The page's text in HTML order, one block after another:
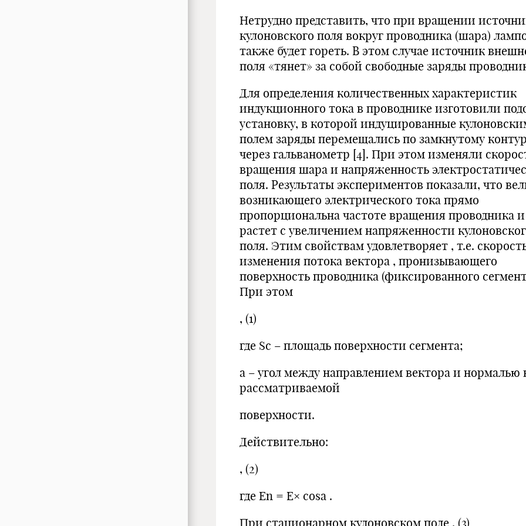
Нетрудно представить, что при вращении
кулоновского поля вокруг проводника (шара)
также будет гореть. В этом случае источник
поля «тянет» за собой свободные заряды
Для определения количественных характеристик
индукционного тока в проводнике изготовили
установку, в которой индуцированные
полем заряды перемещались по замкнутому
через гальванометр [4]. При этом изменяли
вращения шара и напряженность
поля. Результаты экспериментов показали, что
возникающего электрического тока прямо
пропорциональна частоте вращения проводника и
растет с увеличением напряженности
поля. Этим свойствам удовлетворяет , т.е.
изменения потока вектора , пронизывающего
поверхность проводника (фиксированного
При этом
, (1)
где Sc – площадь поверхности сегмента;
a – угол между направлением вектора и нормалью
рассматриваемой
поверхности.
Действительно:
, (2)
где En = E× cosa .
При стационарном кулоновском поле , (3)